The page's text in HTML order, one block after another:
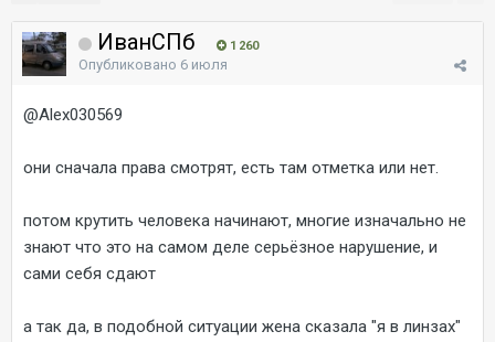
ИванСПб 1 260
Опубликовано 6 июля
@Alex030569
они сначала права смотрят, есть там отметка или нет.
потом крутить человека начинают, многие изначально не
знают что это на самом деле серьёзное нарушение, и
сами себя сдают
а так да, в подобной ситуации жена сказала "я в линзах"